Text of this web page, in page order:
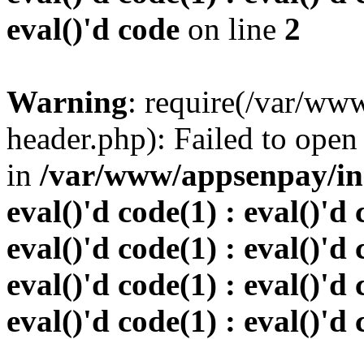
eval()'d code on line 2
Warning: require(/var/
header.php): Failed to
in /var/www/appsenpay/
eval()'d code(1) : eval()'d
eval()'d code(1) : eval()'d
eval()'d code(1) : eval()'d
eval()'d code(1) : eval()'d